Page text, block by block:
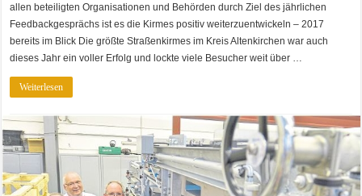
allen beteiligten Organisationen und Behörden durch Ziel des jährlichen
Feedbackgesprächs ist es die Kirmes positiv weiterzuentwickeln – 2017
bereits im Blick Die größte Straßenkirmes im Kreis Altenkirchen war auch
dieses Jahr ein voller Erfolg und lockte viele Besucher weit über …
Weiterlesen